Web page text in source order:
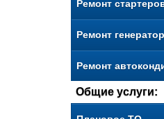
Ремонт
Ремонт
Ремонт
Общие услуги: